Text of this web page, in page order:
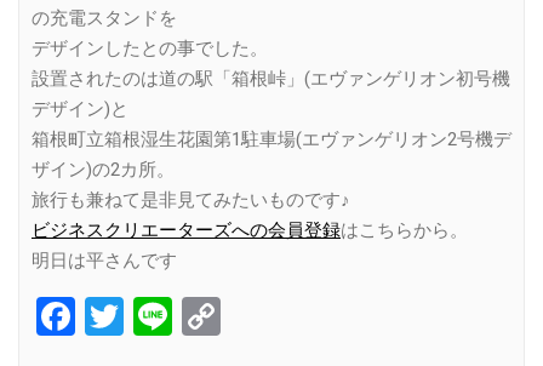
の充電スタンドを
デザインしたとの事でした。
設置されたのは道の駅「箱根峠」(エヴァンゲリオン初号機
デザイン)と
箱根町立箱根湿生花園第1駐車場(エヴァンゲリオン2号機デ
ザイン)の2カ所。
旅行も兼ねて是非見てみたいものです♪
ビジネスクリエーターズへの会員登録はこちらから。
明日は平さんです
Facebook
Twitter
Line